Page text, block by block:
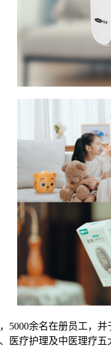
余名在册员工，并
医疗护理及中医理疗